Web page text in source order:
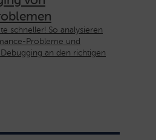
schneller! So analysieren
Probleme und
an den richtigen